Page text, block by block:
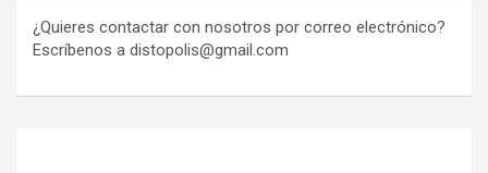
¿Quieres contactar con nosotros por correo electrónico?
Escríbenos a distopolis@gmail.com